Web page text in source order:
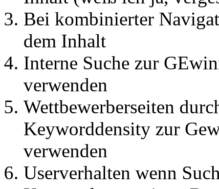
Bei kombinierter
dem Inhalt
Interne Suche zur
verwenden
Wettbewerberseiten
Keyworddensity zur
verwenden
Userverhalten wenn